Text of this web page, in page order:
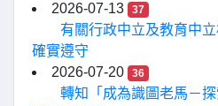
2026-07-13
37
有關行政中立及教育中
確實遵守
2026-07-20
36
轉知「成為識圖老馬－